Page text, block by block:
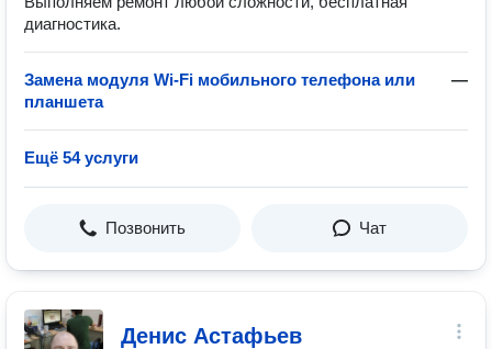
диагностика.
Замена модуля Wi-Fi мобильного телефона или
планшета
—
Ещё 54 услуги
Позвонить Чат
Денис Астафьев